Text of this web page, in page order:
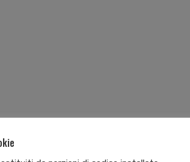
per il cliente che ne fa richiesta